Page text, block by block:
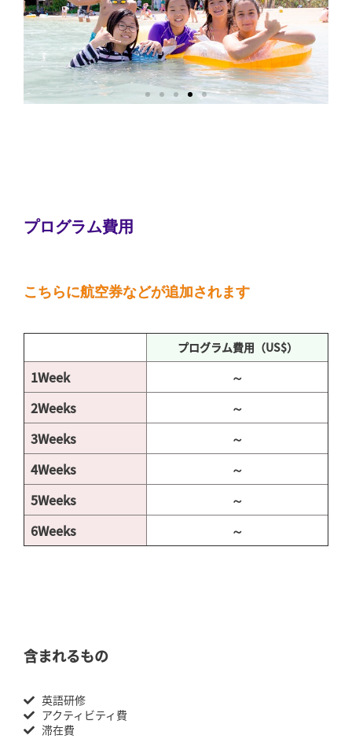
プログラム費用
こちらに航空券などが追加されます
プログラム費用（US$）
1Week
～
2Weeks
～
3Weeks
～
4Weeks
～
5Weeks
～
6Weeks
～
含まれるもの
英語研修
アクティビティ費
滞在費